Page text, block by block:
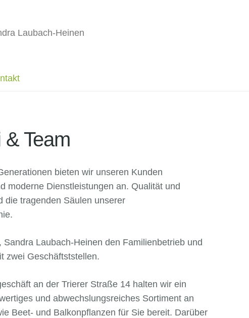
Laubach-Heinen
& Team
bieten wir unseren Kunden
moderne Dienstleistungen an. Qualität und
die tragenden Säulen unserer
Sandra Laubach-Heinen den Familienbetrieb und
zwei Geschäftststellen.
an der Trierer Straße 14 halten wir ein
und abwechslungsreiches Sortiment an
Beet- und Balkonpflanzen für Sie bereit. Darüber